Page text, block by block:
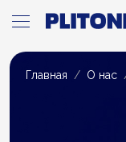
Главная О нас